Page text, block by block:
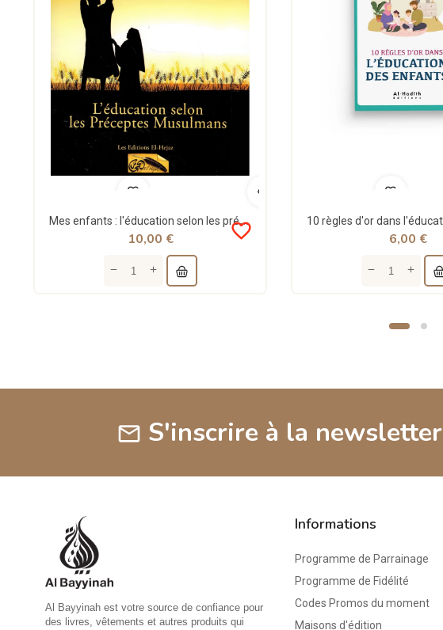
Mes enfants : l'éducation selon les préceptes musulmans - Hejaz
favorite_border
10,00 € 6,00 €
mail S'inscrire à la newsletter
Al Bayyinah est votre source de confiance pour
des livres, vêtements et autres produits qui
Informations
Programme de Parrainage
Programme de Fidélité
Codes Promos du moment
Maisons d'édition